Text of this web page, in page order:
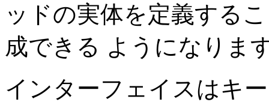
ッドの実体を定義する
成できる ようになりま
インターフェイスはキ